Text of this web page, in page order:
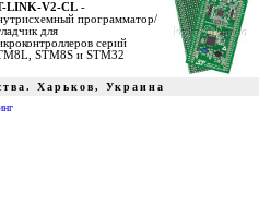
LINK-V2-CL -
программатор/
для
серий
STM8S и STM32
Харьков, Украина